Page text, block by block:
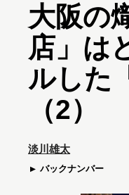
大阪の
店」は
ルした
（2）
淡川雄太
バックナンバー